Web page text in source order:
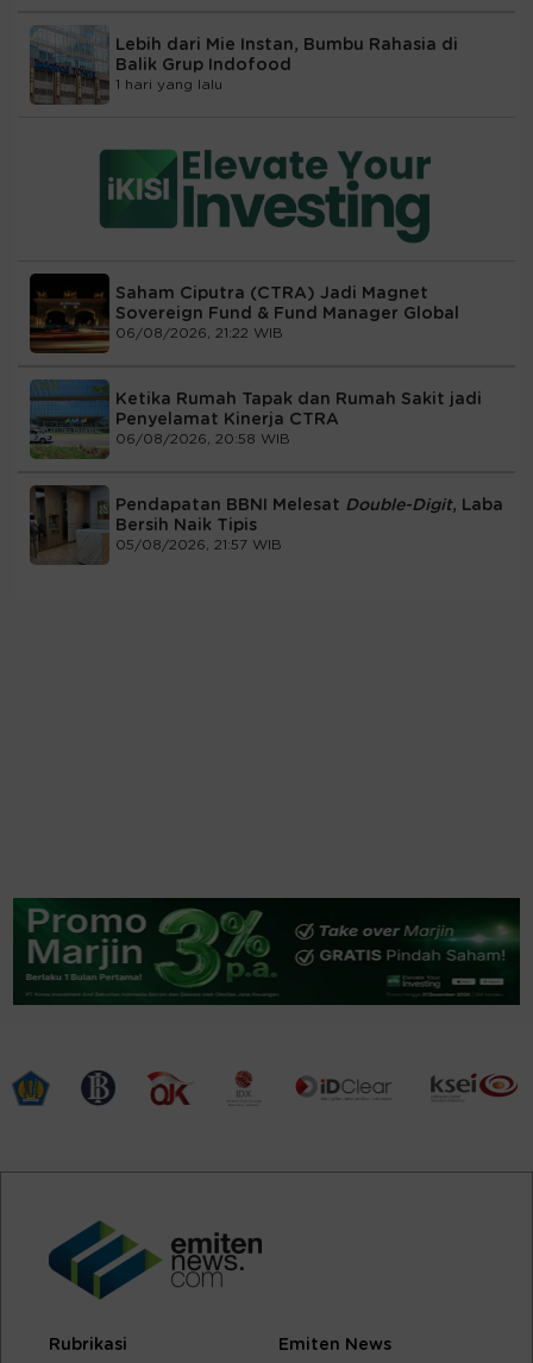
Lebih dari Mie Instan, Bumbu Rahasia di
Balik Grup Indofood
1 hari yang lalu
Saham Ciputra (CTRA) Jadi Magnet
Sovereign Fund & Fund Manager Global
06/08/2026, 21:22 WIB
Ketika Rumah Tapak dan Rumah Sakit jadi
Penyelamat Kinerja CTRA
06/08/2026, 20:58 WIB
Pendapatan BBNI Melesat Double-Digit, Laba
Bersih Naik Tipis
05/08/2026, 21:57 WIB
Rubrikasi Emiten News